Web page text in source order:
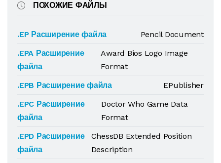
ПОХОЖИЕ ФАЙЛЫ
.EP Расширение файла
Pencil Document
.EPA Расширение
файла
Award Bios Logo Image
Format
.EPB Расширение файла
EPublisher
.EPC Расширение
файла
Doctor Who Game Data
Format
.EPD Расширение
файла
ChessDB Extended Position
Description